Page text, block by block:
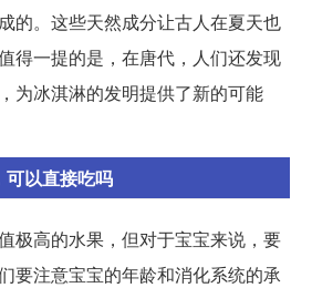
的。这些天然成分让古人在夏天也
得一提的是，在唐代，人们还发现
为冰淇淋的发明提供了新的可能
可以直接吃吗
极高的水果，但对于宝宝来说，要
要注意宝宝的年龄和消化系统的承